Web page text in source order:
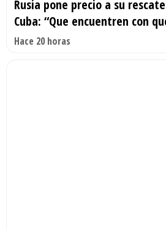
Rusia pone precio a su
Cuba: “Que encuentren con
Hace 20 horas